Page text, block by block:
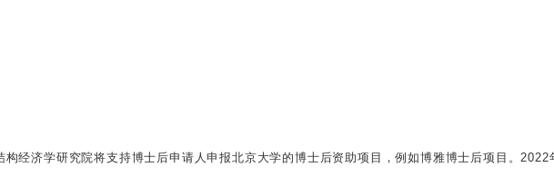
经济学研究院将支持博士后申请人申报北京大学的博士后资助项目，例如博雅博士后项目。2022